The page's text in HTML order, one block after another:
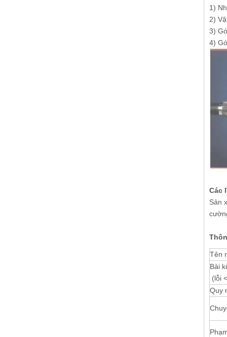
1)
2)
3)
4)
Các
Sản
Tên
Bài
(lỗi
Quy